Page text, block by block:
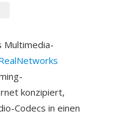
Multimedia-
konzipiert,
Codecs in einen